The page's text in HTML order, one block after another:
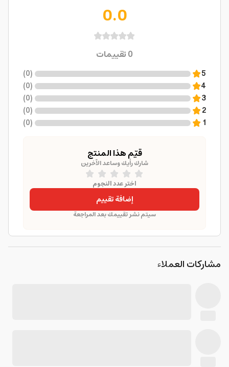
0.0
0تقييمات
5
(
0
)
4
(
0
)
3
(
0
)
2
(
0
)
1
(
0
)
قيّم هذا المنتج
شارك رأيك وساعد الآخرين
اختر عدد النجوم
إضافة تقييم
سيتم نشر تقييمك بعد المراجعة
مشاركات العملاء